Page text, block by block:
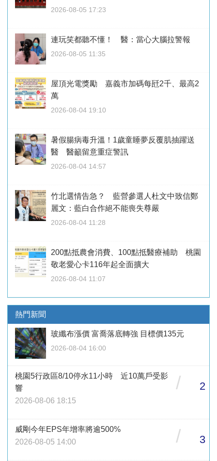
2026-08-05 17:23
連玩笑都聽不懂！ 醫：當心大腦拉警報
2026-08-05 11:35
屋頂光電獎勵 嘉義市加碼每瓩2千、最高2
萬
2026-08-04 19:10
暑假腸病毒升溫！1歲童睡夢反覆肌抽躍送
醫 醫籲留意重症警訊
2026-08-04 14:57
竹北選情告急？ 藍營參選人杜文中致信鄭
麗文：藍白合作絕不能喪失尊嚴
2026-08-04 11:28
200點抵農會消費、100點抵醫療補助 桃園
敬老愛心卡116年起全面擴大
2026-08-04 11:07
熱門新聞
玻纖布漲價 富喬落底轉強 目標價135元
2026-08-04 16:00
桃園5行政區8/10停水11小時 近10萬戶受影
響
2026-08-06 18:15
/ 2
威剛今年EPS年增率將逾500%
2026-08-05 14:00
/ 3